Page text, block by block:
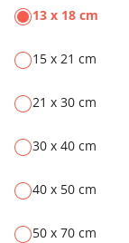
13 x 18 cm
15 x 21 cm
21 x 30 cm
30 x 40 cm
40 x 50 cm
50 x 70 cm